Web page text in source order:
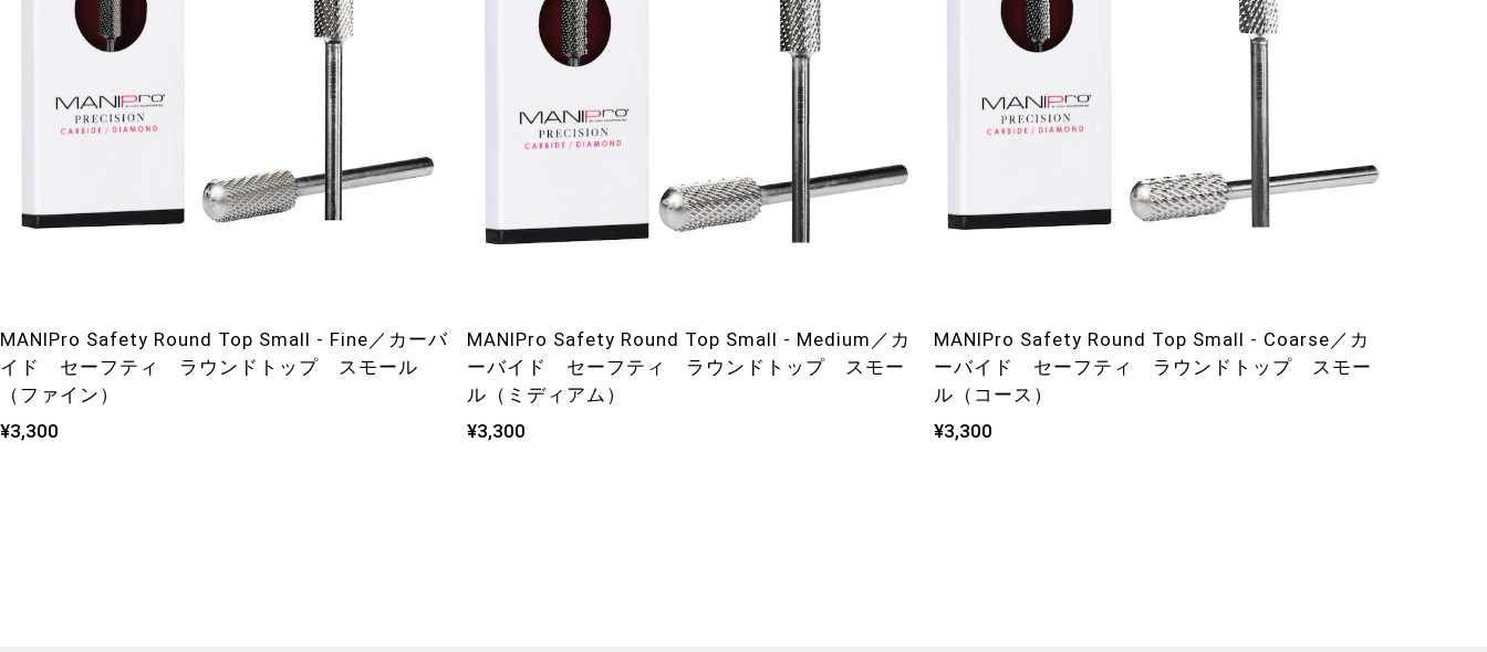
MANIPro Safety Round Top Small - Fine／カーバ
イド セーフティ ラウンドトップ スモール
（ファイン）
¥3,300
MANIPro Safety Round Top Small - Medium／カ
ーバイド セーフティ ラウンドトップ スモー
ル（ミディアム）
¥3,300
MANIPro Safety Round Top Small - Coarse／カ
ーバイド セーフティ ラウンドトップ スモー
ル（コース）
¥3,300